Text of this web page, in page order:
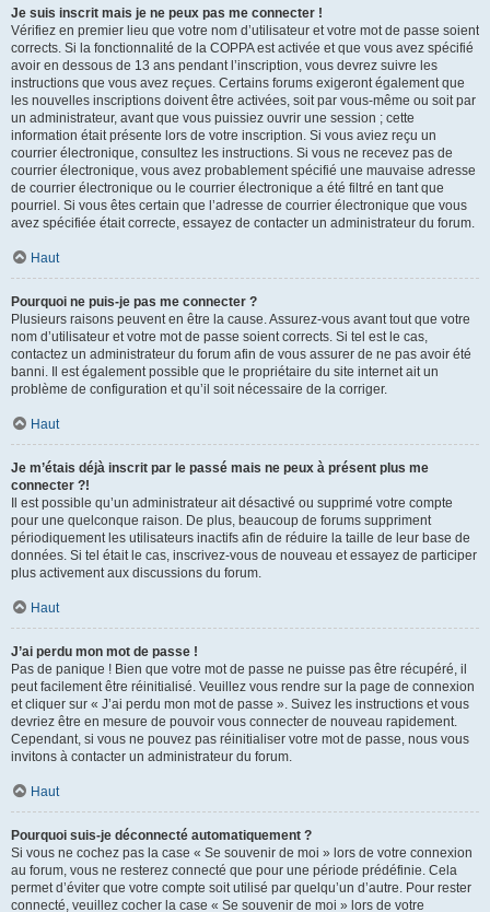
Je suis inscrit mais je ne peux pas me connecter !
Vérifiez en premier lieu que votre nom d’utilisateur et votre mot de passe soient
corrects. Si la fonctionnalité de la COPPA est activée et que vous avez spécifié
avoir en dessous de 13 ans pendant l’inscription, vous devrez suivre les
instructions que vous avez reçues. Certains forums exigeront également que
les nouvelles inscriptions doivent être activées, soit par vous-même ou soit par
un administrateur, avant que vous puissiez ouvrir une session ; cette
information était présente lors de votre inscription. Si vous aviez reçu un
courrier électronique, consultez les instructions. Si vous ne recevez pas de
courrier électronique, vous avez probablement spécifié une mauvaise adresse
de courrier électronique ou le courrier électronique a été filtré en tant que
pourriel. Si vous êtes certain que l’adresse de courrier électronique que vous
avez spécifiée était correcte, essayez de contacter un administrateur du forum.
Haut
Pourquoi ne puis-je pas me connecter ?
Plusieurs raisons peuvent en être la cause. Assurez-vous avant tout que votre
nom d’utilisateur et votre mot de passe soient corrects. Si tel est le cas,
contactez un administrateur du forum afin de vous assurer de ne pas avoir été
banni. Il est également possible que le propriétaire du site internet ait un
problème de configuration et qu’il soit nécessaire de la corriger.
Haut
Je m’étais déjà inscrit par le passé mais ne peux à présent plus me
connecter ?!
Il est possible qu’un administrateur ait désactivé ou supprimé votre compte
pour une quelconque raison. De plus, beaucoup de forums suppriment
périodiquement les utilisateurs inactifs afin de réduire la taille de leur base de
données. Si tel était le cas, inscrivez-vous de nouveau et essayez de participer
plus activement aux discussions du forum.
Haut
J’ai perdu mon mot de passe !
Pas de panique ! Bien que votre mot de passe ne puisse pas être récupéré, il
peut facilement être réinitialisé. Veuillez vous rendre sur la page de connexion
et cliquer sur « J’ai perdu mon mot de passe ». Suivez les instructions et vous
devriez être en mesure de pouvoir vous connecter de nouveau rapidement.
Cependant, si vous ne pouvez pas réinitialiser votre mot de passe, nous vous
invitons à contacter un administrateur du forum.
Haut
Pourquoi suis-je déconnecté automatiquement ?
Si vous ne cochez pas la case « Se souvenir de moi » lors de votre connexion
au forum, vous ne resterez connecté que pour une période prédéfinie. Cela
permet d’éviter que votre compte soit utilisé par quelqu’un d’autre. Pour rester
connecté, veuillez cocher la case « Se souvenir de moi » lors de votre